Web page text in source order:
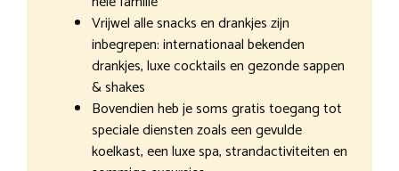
Vrijwel alle snacks en drankjes zijn
inbegrepen: internationaal bekenden
drankjes, luxe cocktails en gezonde sappen
& shakes
Bovendien heb je soms gratis toegang tot
speciale diensten zoals een gevulde
koelkast, een luxe spa, strandactiviteiten en